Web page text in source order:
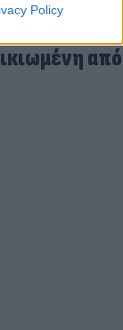
Policy
από